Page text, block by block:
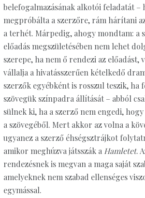
belefogalmazásának alkotói feladatát –
megpróbálta a szerzőre, rám hárítani
a terhét. Márpedig, ahogy mondtam: a
előadás megszületésében nem lehet
szerepe, ha nem ő rendezi az előadást,
vállalja a hivatásszerűen kételkedő
szerzők egyébként is rosszul teszik, ha
szövegük színpadra állítását – abból
sülnek ki, ha a szerző nem engedi,
a szövegéből. Mert akkor az volna a
ugyanez a szerző éhségsztrájkot
amikor meghúzva játsszák a Hamletet.
rendezésnek is megvan a maga saját
amelyeknek nem szabad ellenséges
egymással.